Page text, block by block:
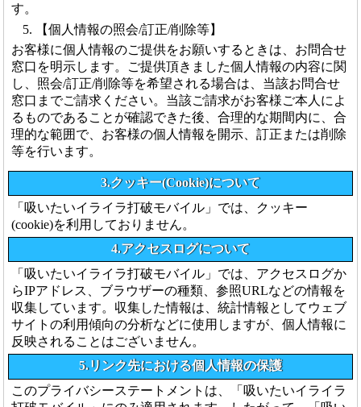
す。
【個人情報の照会/訂正/削除等】
お客様に個人情報のご提供をお願いするときは、お問合せ
窓口を明示します。ご提供頂きました個人情報の内容に関
し、照会/訂正/削除等を希望される場合は、当該お問合せ
窓口までご請求ください。当該ご請求がお客様ご本人によ
るものであることが確認できた後、合理的な期間内に、合
理的な範囲で、お客様の個人情報を開示、訂正または削除
等を行います。
3.クッキー(Cookie)について
「吸いたいイライラ打破モバイル」では、クッキー
(cookie)を利用しておりません。
4.アクセスログについて
「吸いたいイライラ打破モバイル」では、アクセスログか
らIPアドレス、ブラウザーの種類、参照URLなどの情報を
収集しています。収集した情報は、統計情報としてウェブ
サイトの利用傾向の分析などに使用しますが、個人情報に
反映されることはございません。
5.リンク先における個人情報の保護
このプライバシーステートメントは、「吸いたいイライラ